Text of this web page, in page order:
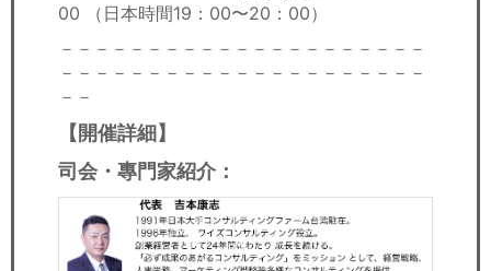
00 （日本時間19：00〜20：00）
－－－－－－－－－－－－－－－－－－－－－
－－－－－－－－－－－－－－－－－－－－－
－－
【開催詳細】
司会・專門家紹介：